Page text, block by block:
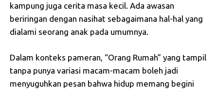
kampung juga cerita masa kecil. Ada awasan
beriringan dengan nasihat sebagaimana hal-hal yang
dialami seorang anak pada umumnya.
Dalam konteks pameran, “Orang Rumah” yang tampil
tanpa punya variasi macam-macam boleh jadi
menyuguhkan pesan bahwa hidup memang begini